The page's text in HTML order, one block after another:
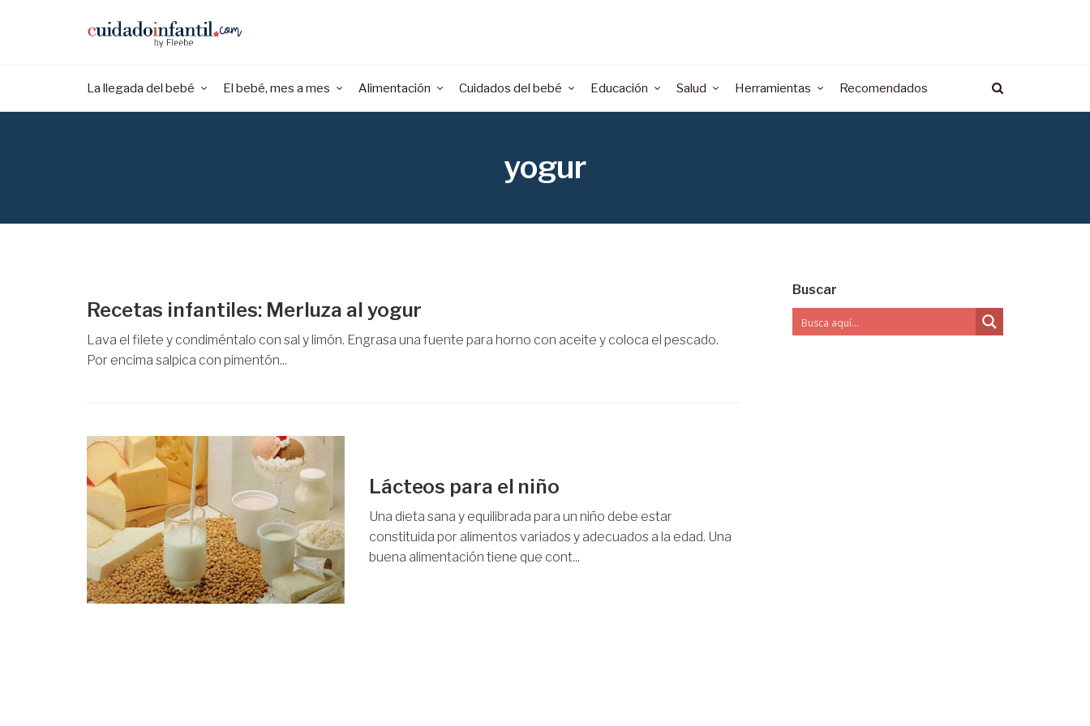
La llegada del bebé El bebé, mes a mes Alimentación Cuidados del bebé Educación Salud Herramientas Recomendados
yogur
Recetas infantiles: Merluza al yogur
Lava el filete y condiméntalo con sal y limón. Engrasa una fuente para horno con aceite y coloca el pescado.
Por encima salpica con pimentón...
Lácteos para el niño
Una dieta sana y equilibrada para un niño debe estar
constituida por alimentos variados y adecuados a la edad. Una
buena alimentación tiene que cont...
Buscar